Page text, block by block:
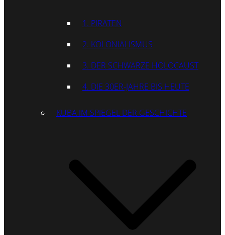
1. PIRATEN
2. KOLONIALISMUS
3. DER SCHWARZE HOLOCAUST
4. DIE 30ER-JAHRE BIS HEUTE
KUBA IM SPIEGEL DER GESCHICHTE